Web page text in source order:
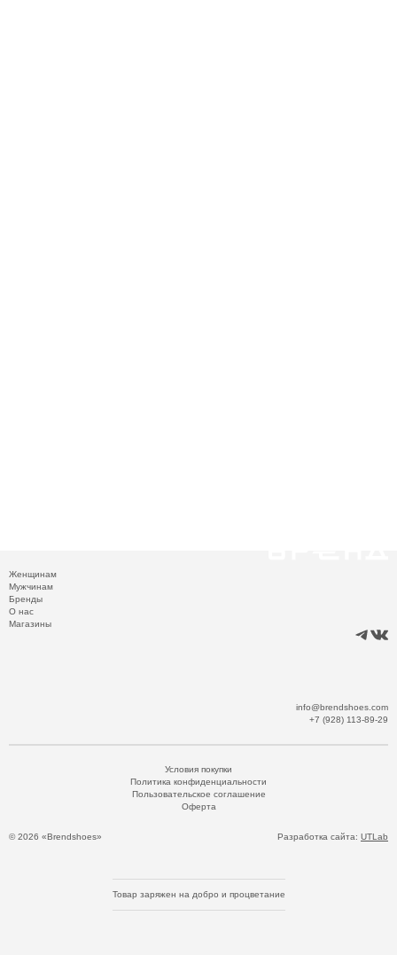
Женщинам
Мужчинам
Бренды
О нас
Магазины
info@brendshoes.com
+7 (928) 113-89-29
© 2026 «Brendshoes»
Условия покупки
Политика конфиденциальности
Пользовательское соглашение
Оферта
Разработка сайта: UTLab
Товар заряжен на добро и процветание